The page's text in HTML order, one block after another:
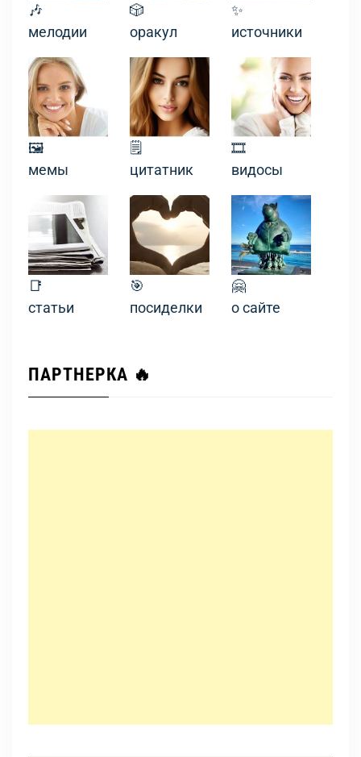
🎶
мелодии
🎲
оракул
✨
источники
🖼
мемы
🗒
цитатник
🎞
видосы
📑
статьи
🎯
посиделки
🤗
о сайте
ПАРТНЕРКА 🔥